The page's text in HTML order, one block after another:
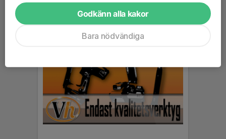
Godkänn alla kakor
Bara nödvändiga